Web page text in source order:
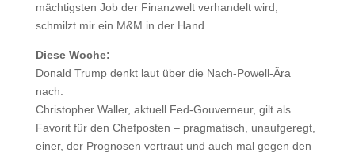
mächtigsten Job der Finanzwelt verhandelt wird,
schmilzt mir ein M&M in der Hand.
Diese Woche:
Donald Trump denkt laut über die Nach-Powell-Ära
nach.
Christopher Waller, aktuell Fed-Gouverneur, gilt als
Favorit für den Chefposten – pragmatisch, unaufgeregt,
einer, der Prognosen vertraut und auch mal gegen den